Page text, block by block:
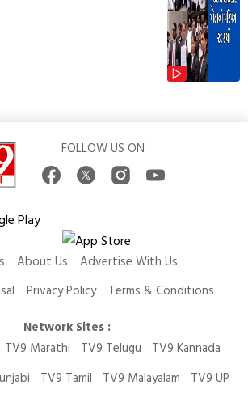
FOLLOW US ON
About Us
Advertise With Us
Privacy Policy
Terms & Conditions
Network Sites :
TV9 Marathi TV9 Telugu
TV9 Kannada
TV9 Tamil TV9 Malayalam TV9 UP